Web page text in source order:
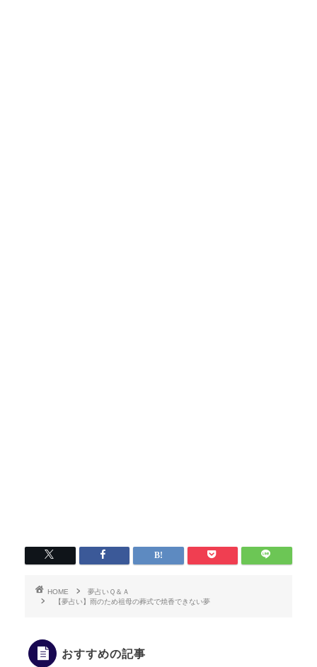
HOME
夢占いＱ＆Ａ
【夢占い】雨のため祖母の葬式で焼香できない夢
おすすめの記事